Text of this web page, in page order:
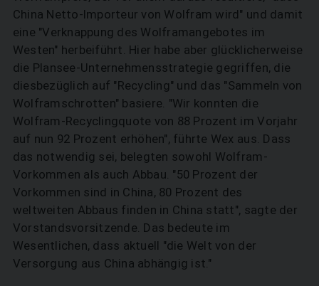
China Netto-Importeur von Wolfram wird" und damit
eine "Verknappung des Wolframangebotes im
Westen" herbeiführt. Hier habe aber glücklicherweise
die Plansee-Unternehmensstrategie gegriffen, die
diesbezüglich auf "Recycling" und das "Sammeln von
Wolframschrotten" basiere. "Wir konnten die
Wolfram-Recyclingquote von 88 Prozent im Vorjahr
auf nun 92 Prozent erhöhen", führte Wex aus. Dass
das notwendig sei, belegten sowohl Wolfram-
Vorkommen als auch Abbau. "50 Prozent der
Vorkommen sind in China, 80 Prozent des
weltweiten Abbaus finden in China statt", sagte der
Vorstandsvorsitzende. Das bedeute im
Wesentlichen, dass aktuell "die Welt von der
Versorgung aus China abhängig ist."
SUCHEN